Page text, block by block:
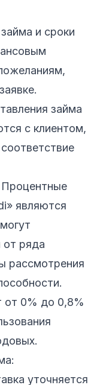
и сроки
займа
с клиентом,
Процентные
являются
от ряда
рассмотрения
от 0% до 0,8%
уточняется